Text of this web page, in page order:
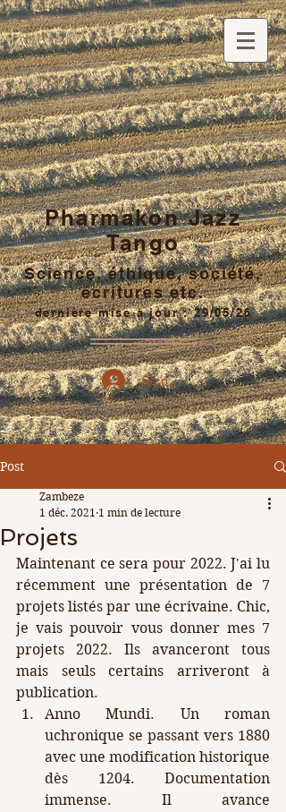
Pharmakon Jazz
Tango
Science, éthique, société,
écritures etc.
dernière mise à jour : 29/05/26
Se connecter
Post
Projets
Zambeze
1 déc. 2021 1 min de lecture
Maintenant ce sera pour 2022. J'ai lu
récemment une présentation de 7
projets listés par une écrivaine. Chic,
je vais pouvoir vous donner mes 7
projets 2022. Ils avanceront tous
mais seuls certains arriveront à
publication.
Anno Mundi. Un roman
uchronique se passant vers 1880
avec une modification historique
dès 1204. Documentation
immense. Il avance